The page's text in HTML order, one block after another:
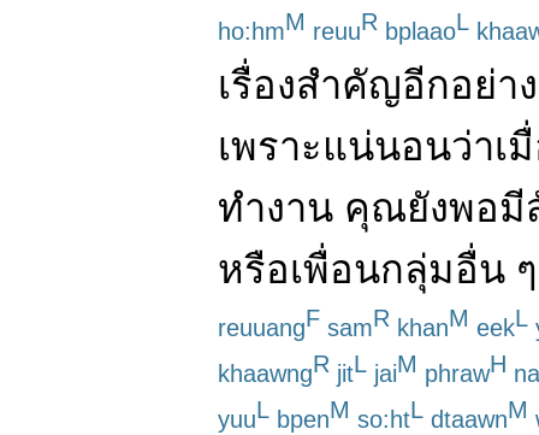
ho:hmM reuuR bplaaoL
เรื่องสำคัญอีกอย่าง
เพราะแน่นอนว่าเ
ทำงาน คุณยังพอมี
หรือเพื่อนกลุ่มอื่น ๆ
reuuangF samR khanM eekL
khaawngR jitL jaiM phrawH
yuuL bpenM so:htL dtaawnM